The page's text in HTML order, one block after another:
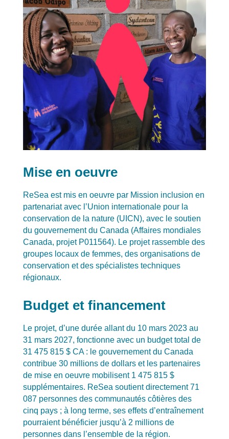
Mise en oeuvre
ReSea est mis en oeuvre par Mission inclusion en
partenariat avec l’Union internationale pour la
conservation de la nature (UICN), avec le soutien
du gouvernement du Canada (Affaires mondiales
Canada, projet P011564). Le projet rassemble des
groupes locaux de femmes, des organisations de
conservation et des spécialistes techniques
régionaux.
Budget et financement
Le projet, d’une durée allant du 10 mars 2023 au
31 mars 2027, fonctionne avec un budget total de
31 475 815 $ CA : le gouvernement du Canada
contribue 30 millions de dollars et les partenaires
de mise en oeuvre mobilisent 1 475 815 $
supplémentaires. ReSea soutient directement 71
087 personnes des communautés côtières des
cinq pays ; à long terme, ses effets d’entraînement
pourraient bénéficier jusqu’à 2 millions de
personnes dans l’ensemble de la région.